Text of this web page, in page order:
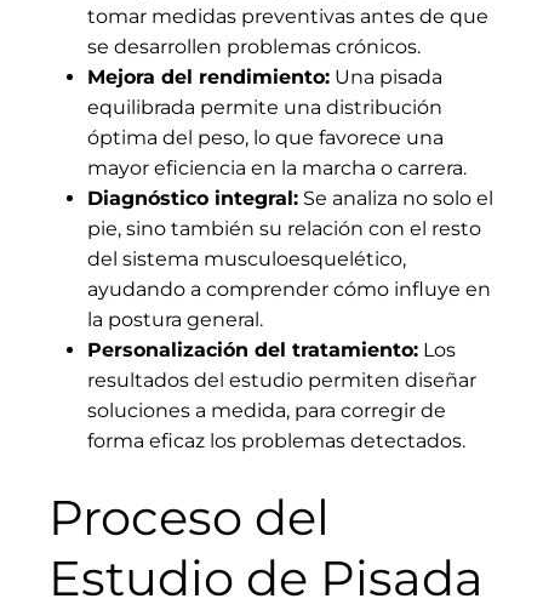
tomar medidas preventivas antes de que
se desarrollen problemas crónicos.
Mejora del rendimiento: Una pisada
equilibrada permite una distribución
óptima del peso, lo que favorece una
mayor eficiencia en la marcha o carrera.
Diagnóstico integral: Se analiza no solo el
pie, sino también su relación con el resto
del sistema musculoesquelético,
ayudando a comprender cómo influye en
la postura general.
Personalización del tratamiento: Los
resultados del estudio permiten diseñar
soluciones a medida, para corregir de
forma eficaz los problemas detectados.
Proceso del
Estudio de Pisada